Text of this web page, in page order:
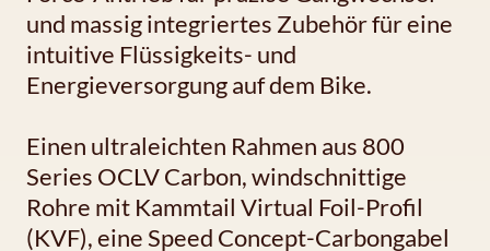
und massig integriertes Zubehör für eine
intuitive Flüssigkeits- und
Energieversorgung auf dem Bike.
Einen ultraleichten Rahmen aus 800
Series OCLV Carbon, windschnittige
Rohre mit Kammtail Virtual Foil-Profil
(KVF), eine Speed Concept-Carbongabel